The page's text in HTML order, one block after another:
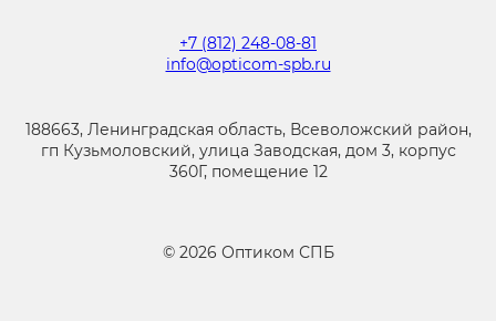
+7 (812) 248-08-81
info@opticom-spb.ru
188663, Ленинградская область, Всеволожский район,
гп Кузьмоловский, улица Заводская, дом 3, корпус
360Г, помещение 12
© 2026 Оптиком СПБ